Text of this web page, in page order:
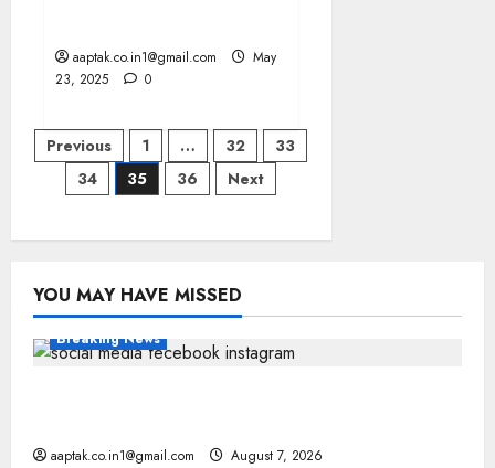
aaptak.co.in1@gmail.com
May
23, 2025
0
Posts
pagination
Previous 1 … 32
33
34
35 36 Next
YOU MAY HAVE MISSED
Breaking News
aaptak.co.in1@gmail.com
August 7, 2026